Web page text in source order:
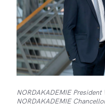
NORDAKADEMIE President
NORDAKADEMIE